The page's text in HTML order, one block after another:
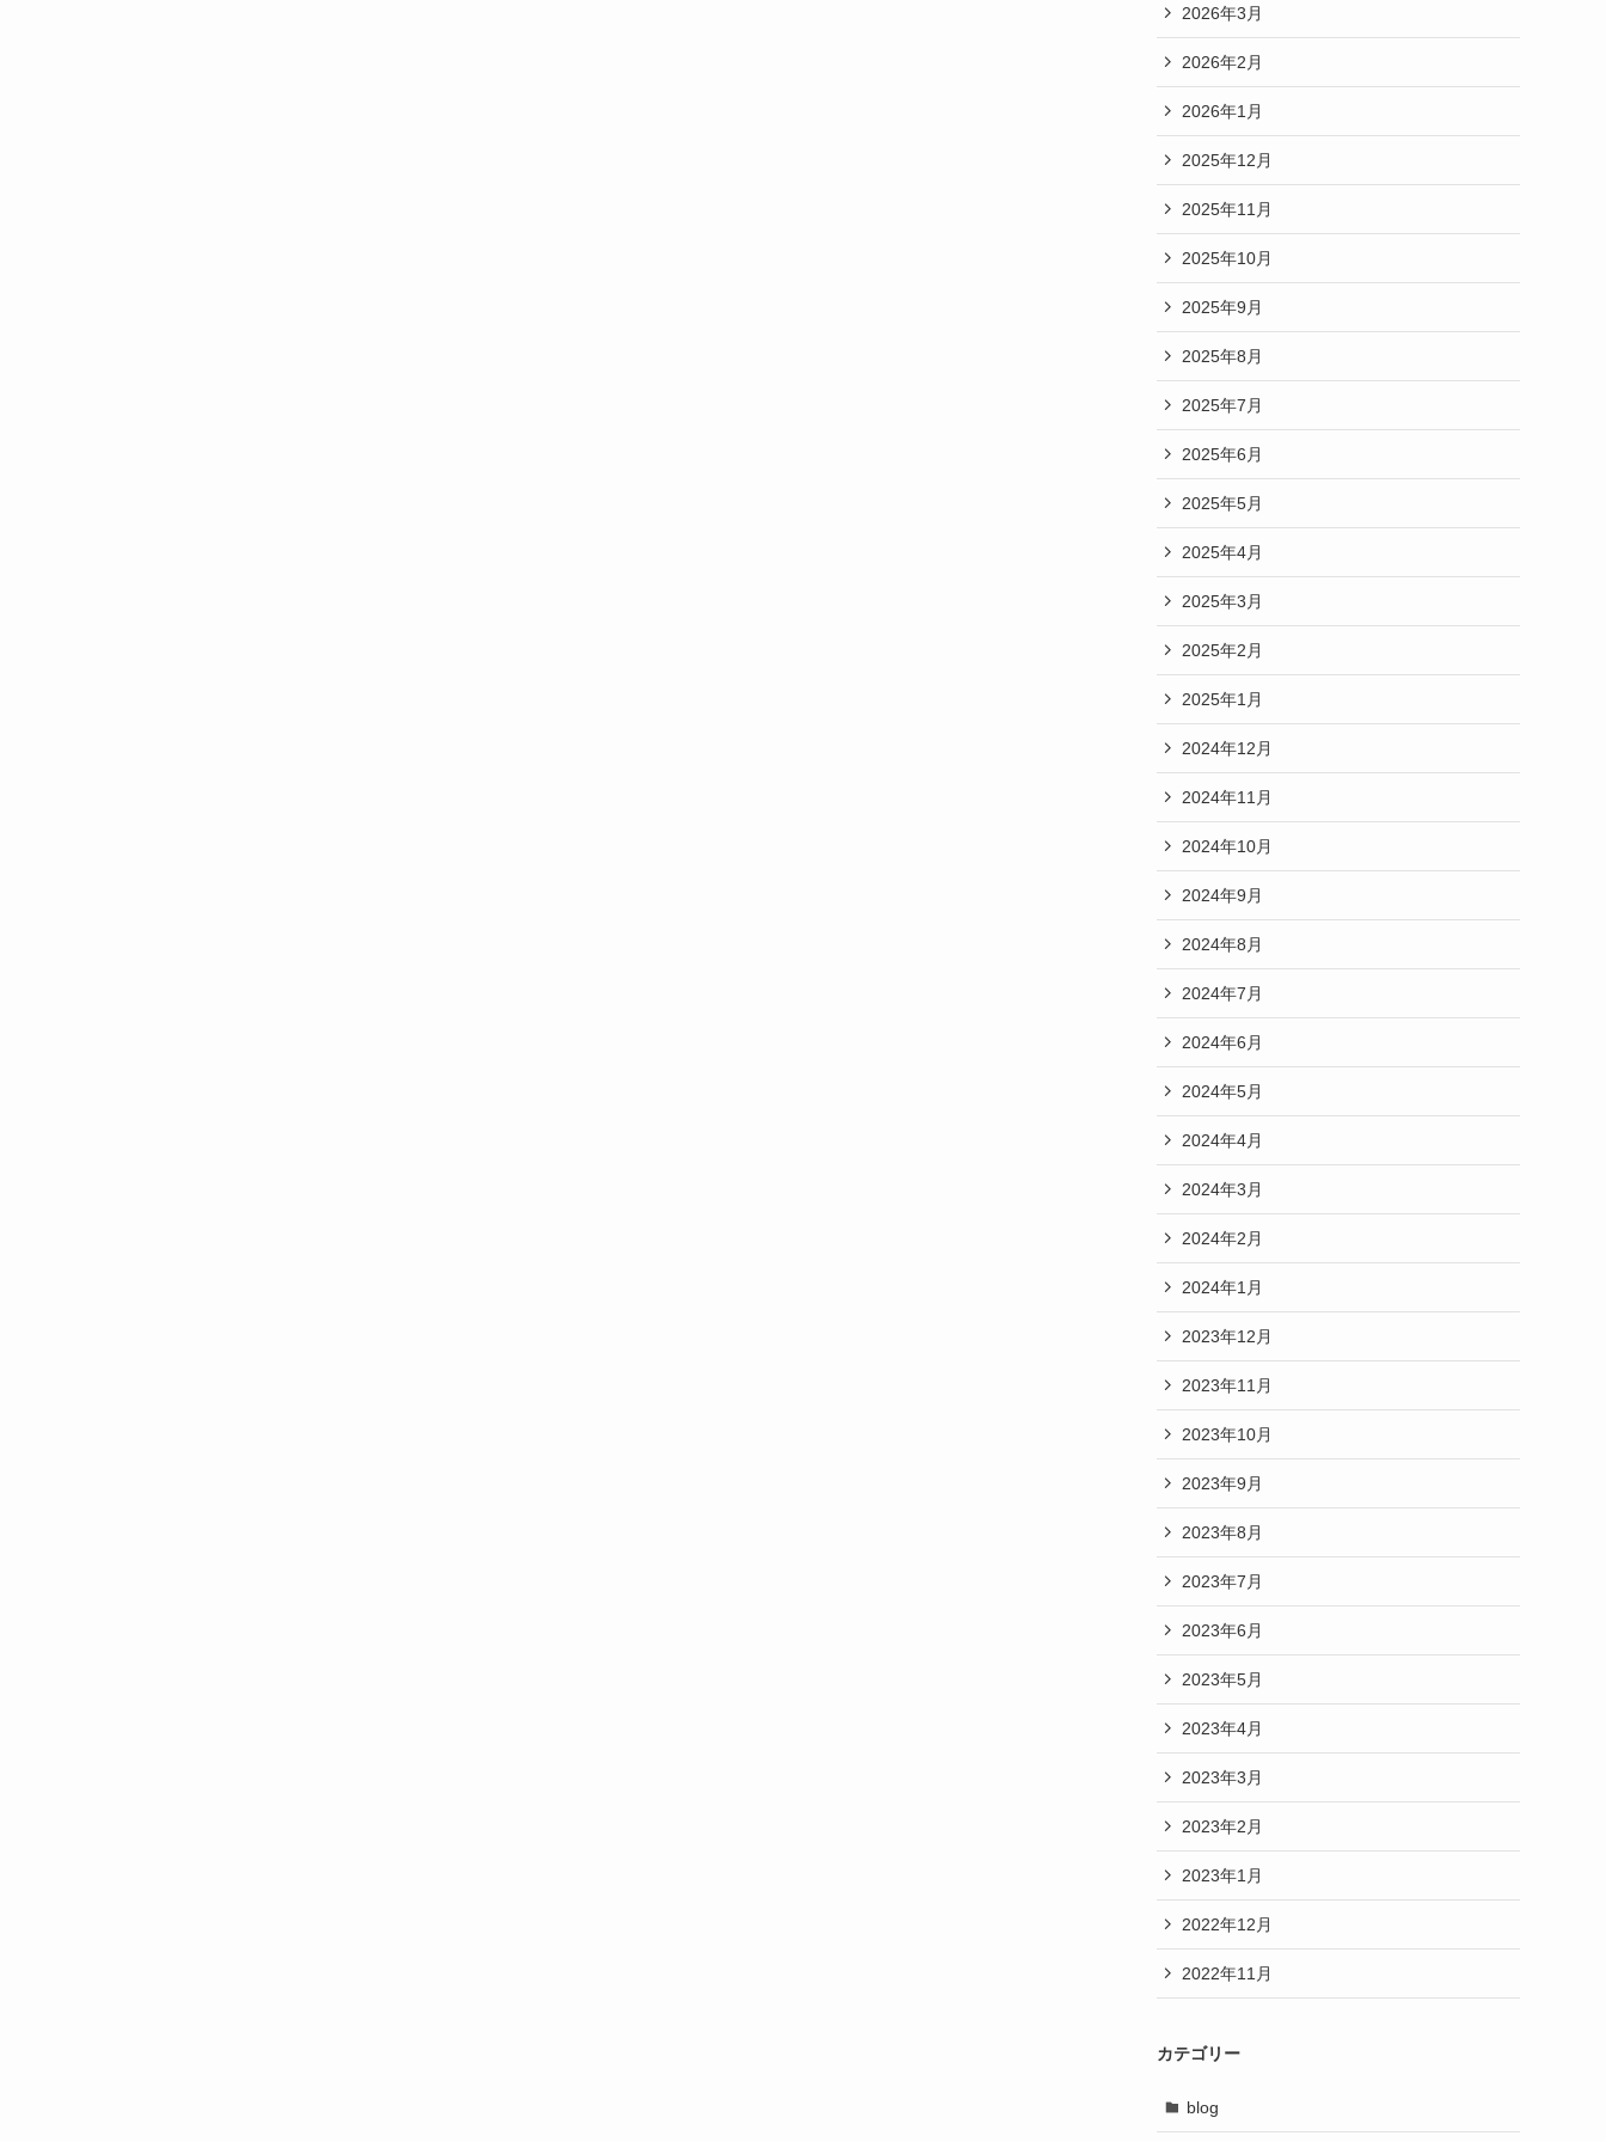
2026年3月
2026年2月
2026年1月
2025年12月
2025年11月
2025年10月
2025年9月
2025年8月
2025年7月
2025年6月
2025年5月
2025年4月
2025年3月
2025年2月
2025年1月
2024年12月
2024年11月
2024年10月
2024年9月
2024年8月
2024年7月
2024年6月
2024年5月
2024年4月
2024年3月
2024年2月
2024年1月
2023年12月
2023年11月
2023年10月
2023年9月
2023年8月
2023年7月
2023年6月
2023年5月
2023年4月
2023年3月
2023年2月
2023年1月
2022年12月
2022年11月
カテゴリー
blog